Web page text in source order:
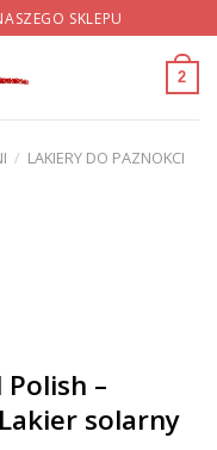
SKLEPU
2
/ LAKIERY DO PAZNOKCI
–
Lakier solarny